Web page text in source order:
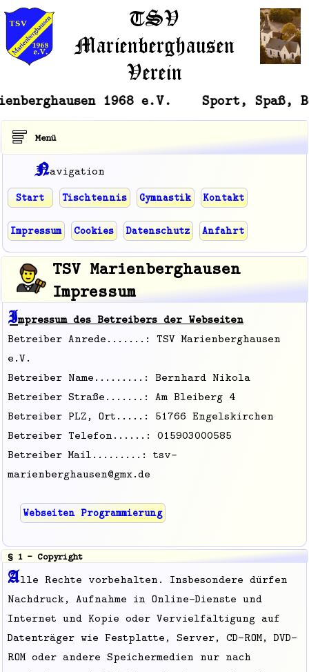
TSV
Marienberghausen
Verein
1968 e.V. Sport, Spaß,
TSV Marienberghausen
Impressum
Impressum des Betreibers der Webseiten
Betreiber Anrede.......: TSV Marienberghausen
e.V.
Betreiber Name.........: Bernhard Nikola
Betreiber Straße.......: Am Bleiberg 4
Betreiber PLZ, Ort.....: 51766 Engelskirchen
Betreiber Telefon......: 015903000585
Betreiber Mail.........: tsv-
marienberghausen@gmx.de
Webseiten Programmierung
§ 1 - Copyright
Alle Rechte vorbehalten. Insbesondere dürfen
Nachdruck, Aufnahme in Online-Dienste und
Internet und Kopie oder Vervielfältigung auf
Datenträger wie Festplatte, Server, CD-ROM, DVD-
ROM oder andere Speichermedien nur nach
Menü
Navigation
Start Tischtennis Gymnastik Kontakt
Impressum Cookies Datenschutz Anfahrt